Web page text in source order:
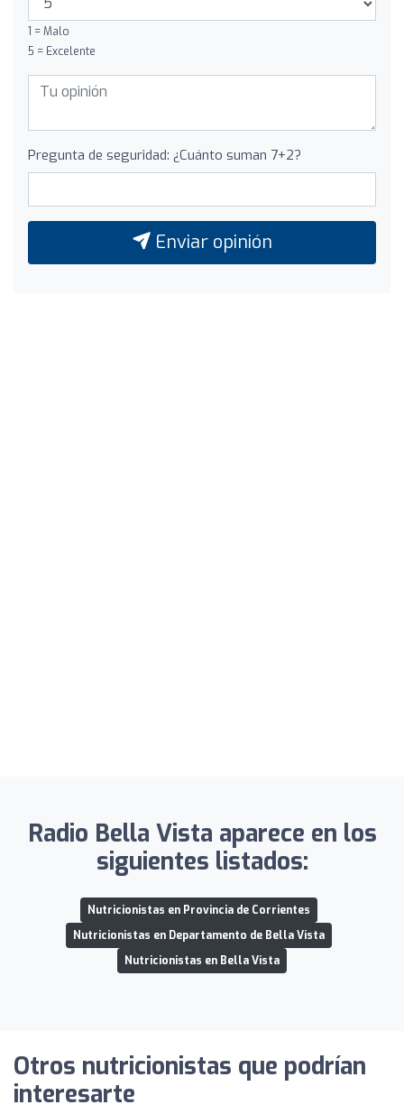
1 = Malo
5 = Excelente
Pregunta de seguridad: ¿Cuánto suman 7+2?
Enviar opinión
Radio Bella Vista aparece en los
siguientes listados:
Nutricionistas en Provincia de Corrientes
Nutricionistas en Departamento de Bella Vista
Nutricionistas en Bella Vista
Otros nutricionistas que podrían
interesarte